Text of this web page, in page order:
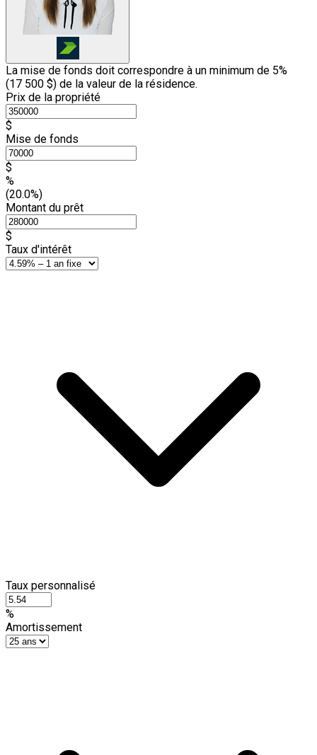
La mise de fonds doit correspondre à un minimum de 5%
(17 500 $) de la valeur de la résidence.
Prix de la propriété
$
Mise de fonds
$
%
(20.0%)
Montant du prêt
$
Taux d'intérêt
Taux personnalisé
%
Amortissement